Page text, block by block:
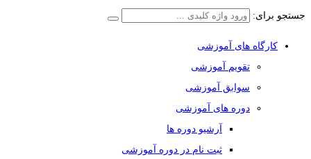
جستجو برای:
کارگاه های آموزشی
تقویم آموزشی
سوابق آموزشی
دوره های آموزشی
آرشیو دوره ها
ثبت نام در دوره آموزشی